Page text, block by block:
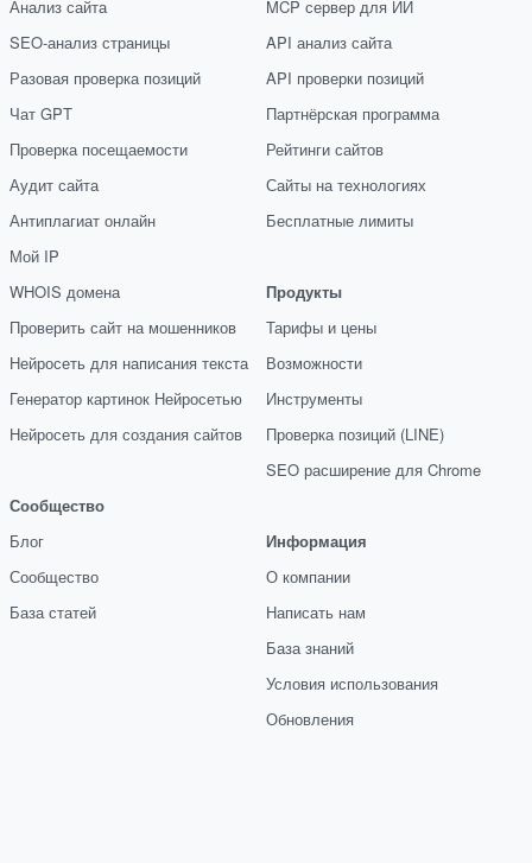
Анализ сайта
SEO-анализ страницы
Разовая проверка позиций
Чат GPT
Проверка посещаемости
Аудит сайта
Антиплагиат онлайн
Мой IP
WHOIS домена
Проверить сайт на мошенников
Нейросеть для написания текста
Генератор картинок Нейросетью
Нейросеть для создания сайтов
Сообщество
Блог
Сообщество
База статей
MCP сервер для ИИ
API анализ сайта
API проверки позиций
Партнёрская программа
Рейтинги сайтов
Сайты на технологиях
Бесплатные лимиты
Продукты
Тарифы и цены
Возможности
Инструменты
Проверка позиций (LINE)
SEO расширение для Chrome
Информация
О компании
Написать нам
База знаний
Условия использования
Обновления